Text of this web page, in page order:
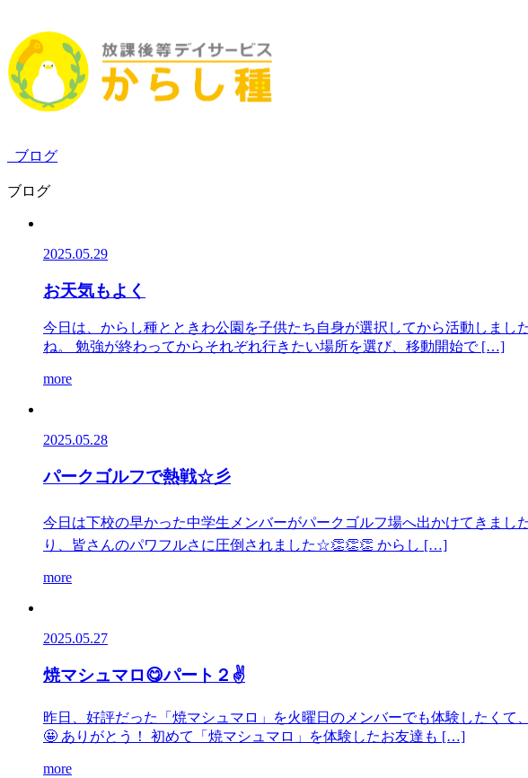
ブログ
ブログ
2025.05.29
お天気もよく
今日は、からし種とときわ公園を子供たち自身が選択してから活動しま
ね。 勉強が終わってからそれぞれ行きたい場所を選び、移動開始で […]
more
2025.05.28
パークゴルフで熱戦☆彡
今日は下校の早かった中学生メンバーがパークゴルフ場へ出かけてきま
り、皆さんのパワフルさに圧倒されました☆👏👏👏 からし […]
more
2025.05.27
焼マシュマロ😋パート２✌
昨日、好評だった「焼マシュマロ」を火曜日のメンバーでも体験したく
🤩 ありがとう！ 初めて「焼マシュマロ」を体験したお友達も […]
more